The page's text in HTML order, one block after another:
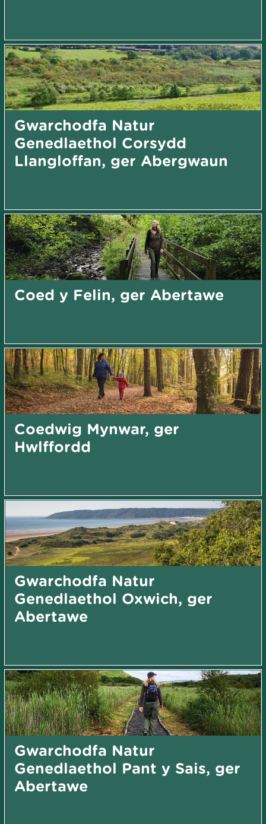
Gwarchodfa Natur
Genedlaethol Corsydd
Llangloffan, ger Abergwaun
Coed y Felin, ger Abertawe
Coedwig Mynwar, ger
Hwlffordd
Gwarchodfa Natur
Genedlaethol Oxwich, ger
Abertawe
Gwarchodfa Natur
Genedlaethol Pant y Sais, ger
Abertawe